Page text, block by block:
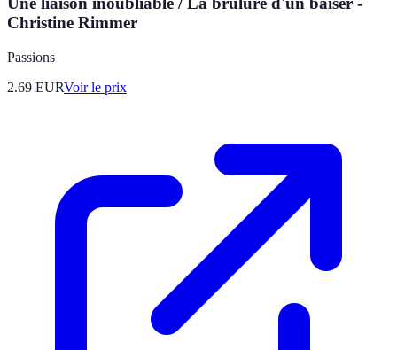
Christine Rimmer
Passions
2.69 EURVoir le prix